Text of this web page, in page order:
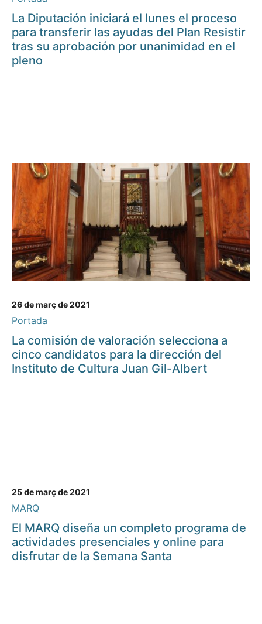
La Diputación iniciará el lunes el proceso
para transferir las ayudas del Plan Resistir
tras su aprobación por unanimidad en el
pleno
26 de març de 2021
Portada
La comisión de valoración selecciona a
cinco candidatos para la dirección del
Instituto de Cultura Juan Gil-Albert
25 de març de 2021
MARQ
El MARQ diseña un completo programa de
actividades presenciales y online para
disfrutar de la Semana Santa